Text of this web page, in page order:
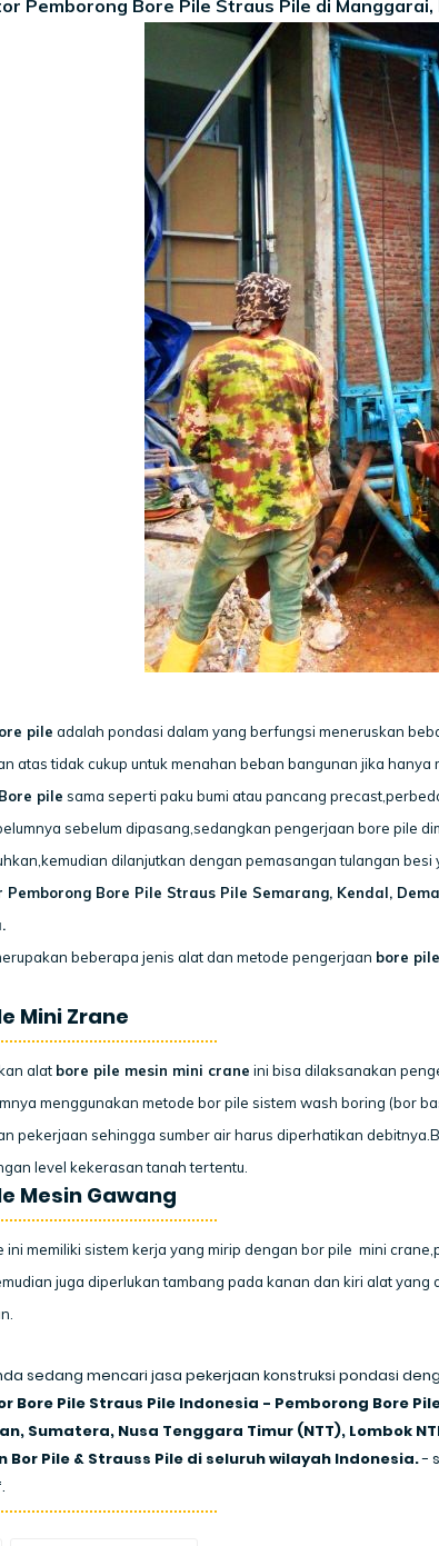
Pemborong Bore Pile Straus Pile di
pile adalah pondasi dalam yang berfungsi meneruskan
atas tidak cukup untuk menahan beban bangunan jika
Bore pile sama seperti paku bumi atau pancang
sebelum dipasang,sedangkan pengerjaan bore pile
dilanjutkan dengan pemasangan tulangan
Pemborong Bore Pile Straus Pile Semarang, Kendal,
beberapa jenis alat dan metode pengerjaan bore
Mini Zrane
alat bore pile mesin mini crane ini bisa dilaksanakan
menggunakan metode bor pile sistem wash boring (bor
pekerjaan sehingga sumber air harus diperhatikan
level kekerasan tanah tertentu.
Mesin Gawang
ini memiliki sistem kerja yang mirip dengan bor pile mini
juga diperlukan tambang pada kanan dan kiri alat
sedang mencari jasa pekerjaan konstruksi pondasi
Bore Pile Straus Pile Indonesia - Pemborong Bore
Sumatera, Nusa Tenggara Timur (NTT), Lombok
Bor Pile & Strauss Pile di seluruh wilayah Indonesia.-